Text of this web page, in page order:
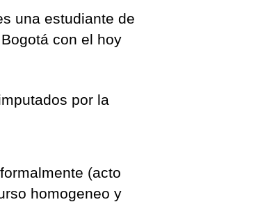
una estudiante de
con el hoy
por la
(acto
homogeneo y